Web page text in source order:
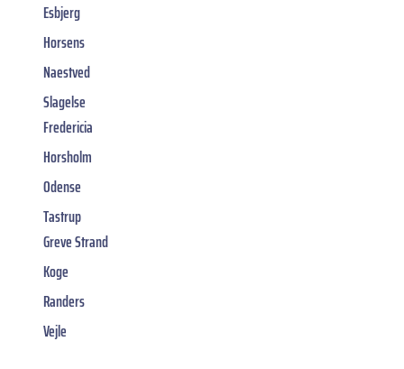
Esbjerg
Horsens
Naestved
Slagelse
Fredericia
Horsholm
Odense
Tastrup
Greve Strand
Koge
Randers
Vejle